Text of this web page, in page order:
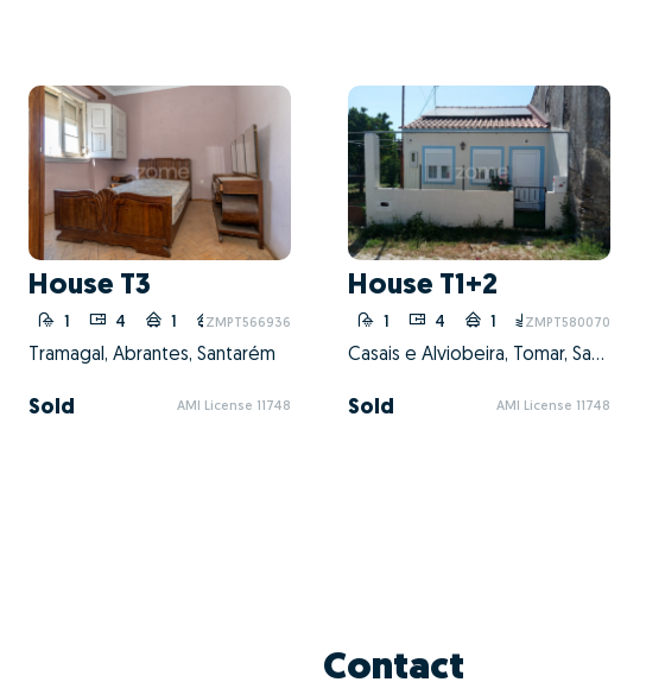
House T3
1 4 1 1
ZMPT566936
Tramagal, Abrantes, Santarém
Sold AMI License 11748
House T1+2
1 4 1 ZMPT580070
Casais e Alviobeira, Tomar, Santarém
Sold AMI License 11748
Contact